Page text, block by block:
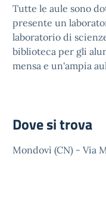
Tutte le aule sono
presente un
laboratorio di
biblioteca per gli
mensa e un'ampia
Dove si trova
Mondovì (CN) - Via